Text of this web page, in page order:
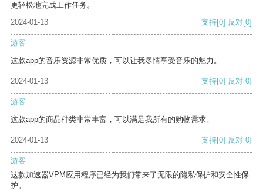
更轻松地完成工作任务。
2024-01-13
支持[0] 反对[0]
游客
这款app的音乐资源非常优质，可以让我尽情享受音乐的魅力。
2024-01-13 支持[0] 反对[0]
游客
这款app的商品种类非常丰富，可以满足我所有的购物需求。
2024-01-13 支持[0] 反对[0]
游客
这款加速器VPM应用程序已经为我们带来了无限的隐私保护和安全性保
护。